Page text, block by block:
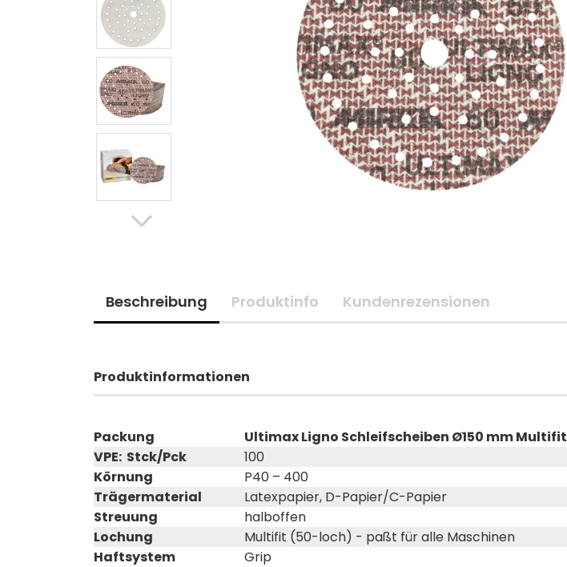
Beschreibung Produktinfo Kundenrezensionen
Produktinformationen
Packung
Ultimax Ligno Schleifscheiben Ø150 mm Multifit
VPE: Stck/Pck
100
Körnung
P40 – 400
Trägermaterial
Latexpapier, D-Papier/C-Papier
Streuung
halboffen
Lochung
Multifit (50-loch) - paßt für alle Maschinen
Haftsystem
Grip